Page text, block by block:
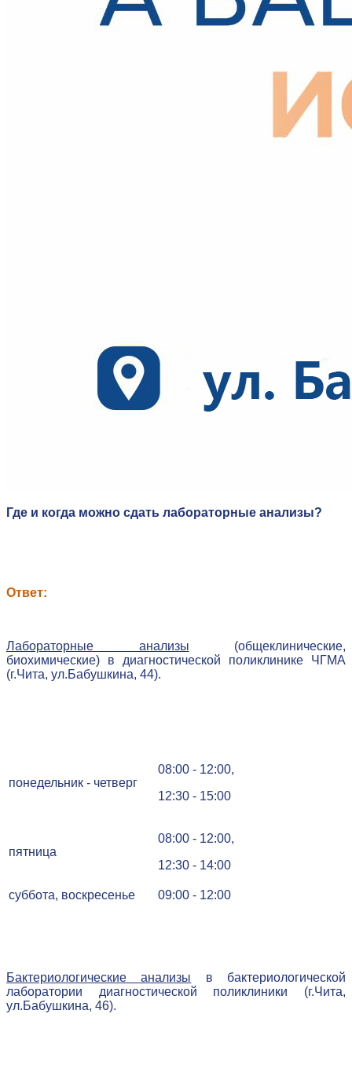
Где и когда можно сдать лабораторные анализы?
Ответ:
Лабораторные анализы (общеклинические,
биохимические) в диагностической поликлинике ЧГМА
(г.Чита, ул.Бабушкина, 44).
понедельник - четверг
08:00 - 12:00,
12:30 - 15:00
пятница
08:00 - 12:00,
12:30 - 14:00
суббота, воскресенье 09:00 - 12:00
Бактериологические анализы в бактериологической
лаборатории диагностической поликлиники (г.Чита,
ул.Бабушкина, 46).